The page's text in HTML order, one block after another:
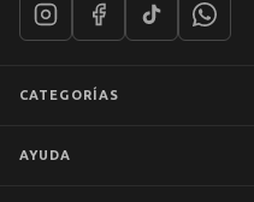
CATEGORÍAS
AYUDA